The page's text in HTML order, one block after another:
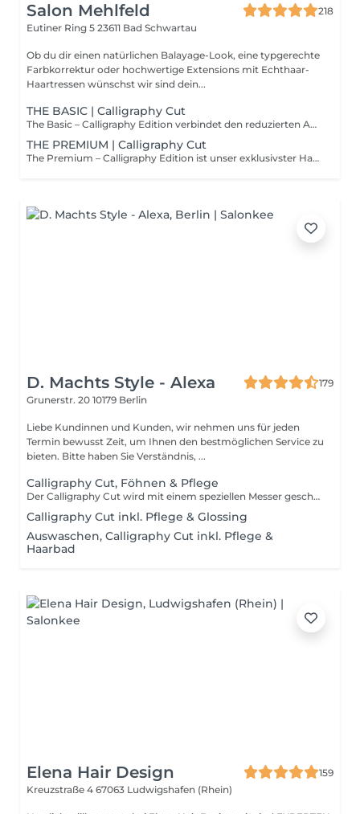
Salon Mehlfeld
218
Eutiner Ring 5 23611 Bad Schwartau
Ob du dir einen natürlichen Balayage-Look, eine typgerechte
Farbkorrektur oder hochwertige Extensions mit Echthaar-
Haartressen wünschst wir sind dein...
THE BASIC | Calligraphy Cut
The Basic – Calligraphy Edition verbindet den reduzierten Aufwand eines klassischen Nachschnitts mit der besonderen Technik des Calligraphy Cut. Auch hier steht der Zeit- und Stylingaufwand im Mittelpunkt: Der Schnitt eignet sich für Gäste, deren Haar fein oder von geringerer Dichte ist, die nur ein präzises Auffrischen benötigen und deren Styling schnell und unkompliziert möglich ist. Lange Haare, die allein durch das Föhnen mehr Zeit beanspruchen, fallen daher meist nicht in diese Kategorie. Der Unterschied: Beim Calligraphy Cut wird das Haar mit dem Calligraphen in einem speziellen Winkel geschnitten, wodurch mehr Bewegung, Geschmeidigkeit und Fülle entsteht – besonders spürbar bei feinem Haar. Das Ergebnis wirkt weicher, lebendiger und lässt sich zu Hause oft leichter stylen. Viele unserer Gäste besuchen uns dafür alle 10–12 Wochen, um die Form frisch zu halten. Eine wohltuende Verwöhnhaarwäsche und Kopfmassage runden den Service ab und schaffen einen Moment echter Entspannung. Für alle, die einen unkomplizierten Haarschnitt wünschen – veredelt durch die besondere Leichtigkeit und Fülle des Calligraphy Cut.
THE PREMIUM | Calligraphy Cut
The Premium – Calligraphy Edition ist unser exklusivster Haarschnitt – und ebenfalls die beste Wahl für alle Neukund:innen, die sich ein außergewöhnlich präzises, leichtes und lebendiges Ergebnis wünschen. Dieser Service bietet bewusst mehr Zeit, damit wir dich, dein Haar und deine Ziele umfassend kennenlernen und den Calligraphy Cut perfekt auf dich abstimmen können. Er eignet sich besonders, wenn du – eine Typveränderung planst oder ein intensiveres Beratungsgespräch benötigst, – langes, kräftiges oder voluminöses Haar hast, das beim Schneiden und Stylen mehr Zeit beansprucht, – dir ein besonders geschmeidiges, bewegliches Ergebnis mit mehr Fülle und Leichtigkeit wünschst – die typische Wirkung des Calligraphy Cut, – oder in längeren Abständen – alle 12 Wochen oder mehr – zum Nachschneiden kommst. Mit dem Calligraphy Cut wird jedes Haar in einem speziellen Winkel geschnitten, wodurch es sich natürlicher bewegt, voller wirkt und gleichzeitig sanfter fällt. Das Styling fühlt sich oft leichter an und der Look erhält eine elegante, fließende Dynamik. Abgerundet wird dein Besuch durch eine verwöhnende Haarwäsche und eine entspannende Kopfmassage – ein Moment echter Qualität, der deinen Haarschnitt zu einem Wellnesserlebnis macht. Für alle, die neu bei uns sind – und für alle, die das Beste aus ihrem Haar herausholen möchten: präzise, zeitintensiv, einzigartig.
D. Machts Style - Alexa
179
Grunerstr. 20 10179 Berlin
Liebe Kundinnen und Kunden, wir nehmen uns für jeden
Termin bewusst Zeit, um Ihnen den bestmöglichen Service zu
bieten. Bitte haben Sie Verständnis, ...
Calligraphy Cut, Föhnen & Pflege
Der Calligraphy Cut wird mit einem speziellen Messer geschnitten, dem Calligraphen. Mit dem Calligraphen wird das Haar mit leichten Bewegungen in Wuchsrichtung schräg angeschnitten. Der Calligraphy Cut sorgt dafür, dass die Haarspitzen sich gegenseitig stützen. Der Calligraphy Cut ermöglicht das Schönschneiden der Haare in bislang einzigartiger Präzision.
Calligraphy Cut inkl. Pflege & Glossing
Auswaschen, Calligraphy Cut inkl. Pflege &
Haarbad
Elena Hair Design
159
Kreuzstraße 4 67063 Ludwigshafen (Rhein)